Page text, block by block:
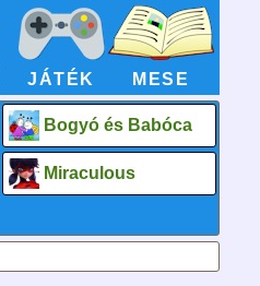
JÁTÉK MESE
Bogyó és Babóca
Miraculous